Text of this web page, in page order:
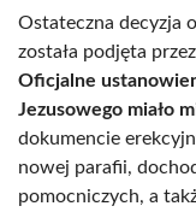
Ostateczna decyzja
została podjęta
Oficjalne
Jezusowego miało
dokumencie
nowej parafii,
pomocniczych, a